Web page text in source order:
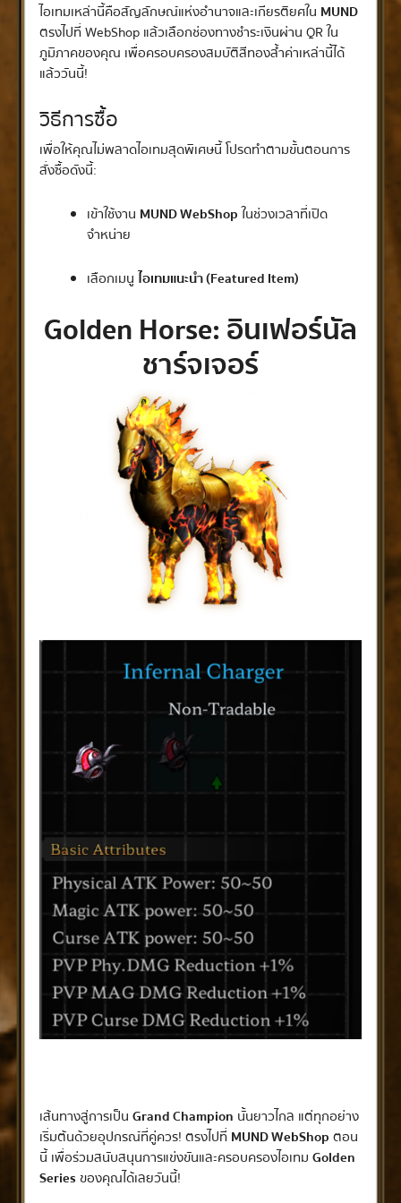
ไอเทมเหล่านี้คือสัญลักษณ์แห่งอำนาจและเกียรติยศใน MUND
ตรงไปที่ WebShop แล้วเลือกช่องทางชำระเงินผ่าน QR ใน
ภูมิภาคของคุณ เพื่อครอบครองสมบัติสีทองล้ำค่าเหล่านี้ได้
แล้ววันนี้!
วิธีการซื้อ
เพื่อให้คุณไม่พลาดไอเทมสุดพิเศษนี้ โปรดทำตามขั้นตอนการ
สั่งซื้อดังนี้:
เข้าใช้งาน MUND WebShopในช่วงเวลาที่เปิด
จำหน่าย
เลือกเมนู ไอเทมแนะนำ (Featured Item)
Golden Horse: อินเฟอร์นัล
ชาร์จเจอร์
เส้นทางสู่การเป็น Grand Champion นั้นยาวไกล แต่ทุกอย่าง
เริ่มต้นด้วยอุปกรณ์ที่คู่ควร! ตรงไปที่ MUND WebShop ตอน
นี้ เพื่อร่วมสนับสนุนการแข่งขันและครอบครองไอเทม Golden
Series ของคุณได้เลยวันนี้!